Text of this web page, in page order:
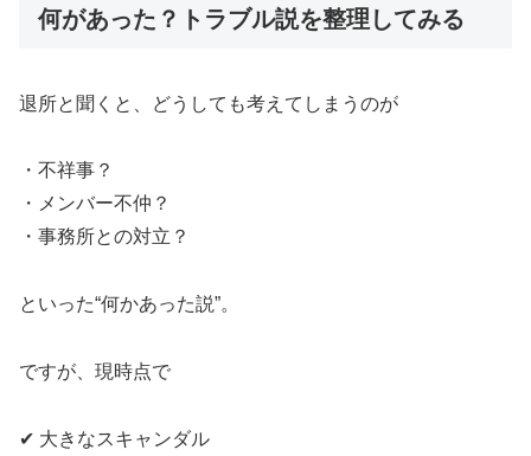
何があった？トラブル説を整理してみる
退所と聞くと、どうしても考えてしまうのが
・不祥事？
・メンバー不仲？
・事務所との対立？
といった“何かあった説”。
ですが、現時点で
✔ 大きなスキャンダル